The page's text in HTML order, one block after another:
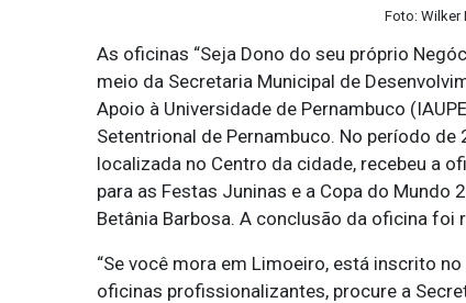
Foto: Wilker
As oficinas “Seja Dono do seu próprio
meio da Secretaria Municipal de
Apoio à Universidade de Pernambuco
Setentrional de Pernambuco. No período de
localizada no Centro da cidade, recebeu a
para as Festas Juninas e a Copa do
Betânia Barbosa. A conclusão da oficina
“Se você mora em Limoeiro, está inscrito
oficinas profissionalizantes, procure a